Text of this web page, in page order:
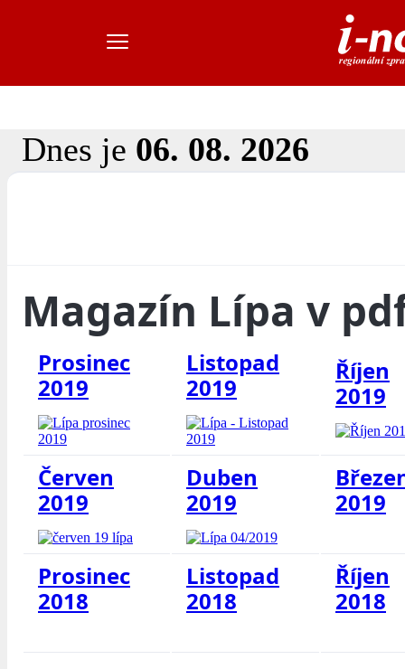
Dnes je 06. 08. 2026
Magazín Lípa v
Prosinec
2019
Listopad
2019
Říjen
2019
Červen
2019
Duben
2019
2019
Prosinec
2018
Listopad
2018
Říjen
2018